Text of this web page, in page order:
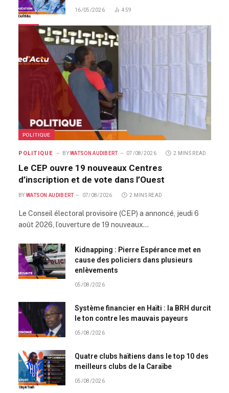
16/05/2026 459
Don't Miss
POLITIQUE
POLITIQUE BY WATSON AUDIBERT 07/08/2026 2 MINS READ
Le CEP ouvre 19 nouveaux Centres
d’inscription et de vote dans l’Ouest
BY WATSON AUDIBERT 07/08/2026 2 MINS READ
Le Conseil électoral provisoire (CEP) a annoncé, jeudi 6
août 2026, l’ouverture de 19 nouveaux…
Kidnapping : Pierre Espérance met en
cause des policiers dans plusieurs
enlèvements
05/08/2026
Système financier en Haïti : la BRH durcit
le ton contre les mauvais payeurs
05/08/2026
Quatre clubs haïtiens dans le top 10 des
meilleurs clubs de la Caraïbe
05/08/2026
Stay In Touch